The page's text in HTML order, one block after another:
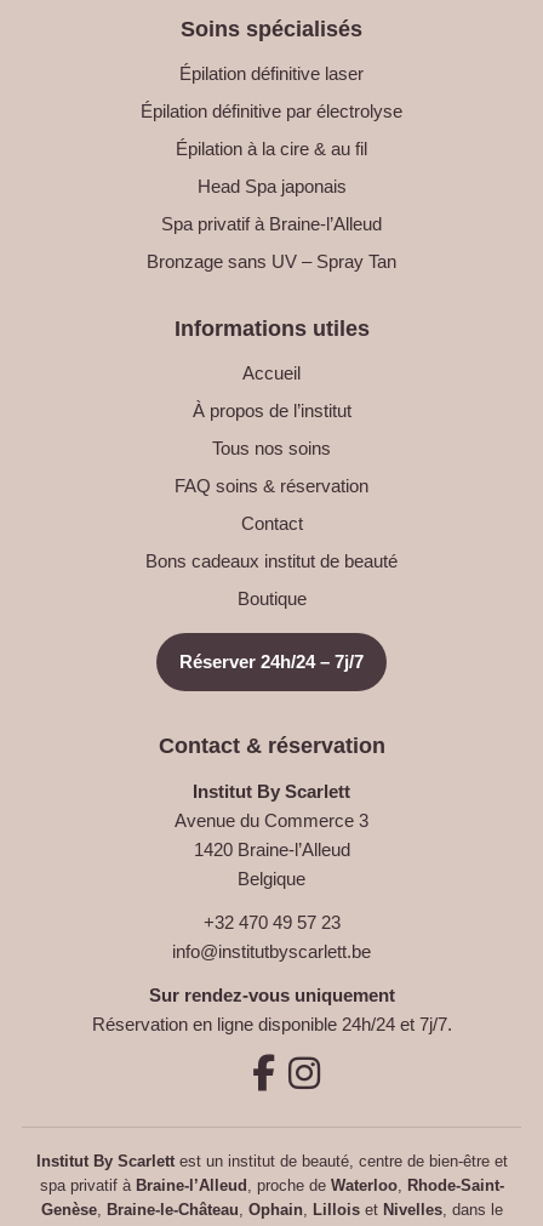
Soins spécialisés
Épilation définitive laser
Épilation définitive par électrolyse
Épilation à la cire & au fil
Head Spa japonais
Spa privatif à Braine-l’Alleud
Bronzage sans UV – Spray Tan
Informations utiles
Accueil
À propos de l’institut
Tous nos soins
FAQ soins & réservation
Contact
Bons cadeaux institut de beauté
Boutique
Réserver 24h/24 – 7j/7
Contact & réservation
Institut By Scarlett
Avenue du Commerce 3
1420 Braine-l’Alleud
Belgique
+32 470 49 57 23
info@institutbyscarlett.be
Sur rendez-vous uniquement
Réservation en ligne disponible 24h/24 et 7j/7.
Institut By Scarlettest un institut de beauté, centre de bien-être et
spa privatif à Braine-l’Alleud , proche de Waterloo, Rhode-Saint-
Genèse, Braine-le-Château, Ophain, Lilloiset Nivelles, dans le